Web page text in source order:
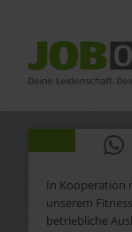
In Kooperation
unserem
betriebliche